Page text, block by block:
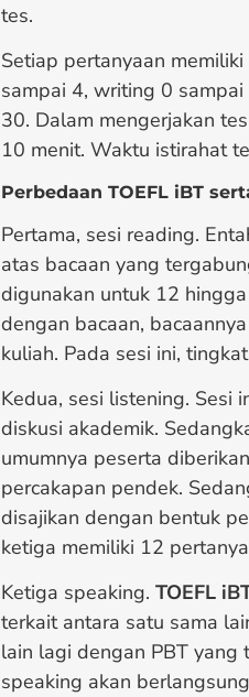
tes.
Setiap pertanyaan
sampai 4, writing 0
30. Dalam mengerjakan
10 menit. Waktu istirahat
Perbedaan TOEFL iBT
Pertama, sesi reading.
atas bacaan yang
digunakan untuk 12
dengan bacaan,
kuliah. Pada sesi ini,
Kedua, sesi listening. Sesi
diskusi akademik.
umumnya peserta
percakapan pendek.
disajikan dengan bentuk
ketiga memiliki 12
Ketiga speaking. TOEFL
terkait antara satu sama
lain lagi dengan PBT yang
speaking akan